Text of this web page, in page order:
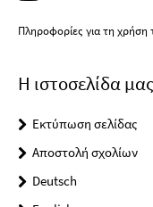
Πληροφορίες για τη χρήση
Η ιστοσελίδα μας
Εκτύπωση σελίδας
Αποστολή σχολίων
Deutsch